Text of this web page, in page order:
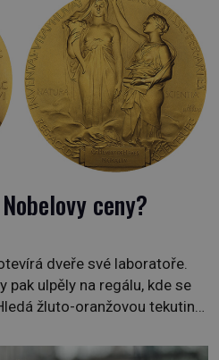
ceny?
dveře své laboratoře.
pak ulpěly na regálu, kde se
žluto-oranžovou tekutinu,
aqua regia se skrývá